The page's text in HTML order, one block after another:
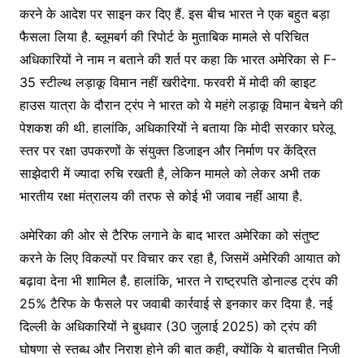
करने के आदेश पर साइन कर दिए हैं. इस बीच भारत ने एक बहुत बड़ा
फैसला लिया है. ब्लूमबर्ग की रिपोर्ट के मुताबिक मामले से परिचित
अधिकारियों ने नाम न बताने की शर्त पर कहा कि भारत अमेरिका से F-
35 स्टील्थ लड़ाकू विमान नहीं खरीदेगा. फरवरी में मोदी की व्हाइट
हाउस यात्रा के दौरान ट्रंप ने भारत को ये महंगे लड़ाकू विमान बेचने की
पेशकश की थी. हालांकि, अधिकारियों ने बताया कि मोदी सरकार घरेलू
स्तर पर रक्षा उपकरणों के संयुक्त डिजाइन और निर्माण पर केंद्रित
साझेदारी में ज्यादा रुचि रखती है, लेकिन मामले को लेकर अभी तक
भारतीय रक्षा मंत्रालय की तरफ से कोई भी जवाब नहीं आया है.
अमेरिका की ओर से टैरिफ लगाने के बाद भारत अमेरिका को संतुष्ट
करने के लिए विकल्पों पर विचार कर रहा है, जिसमें अमेरिकी आयात को
बढ़ावा देना भी शामिल है. हालांकि, भारत ने राष्ट्रपति डोनाल्ड ट्रंप की
25% टैरिफ के फैसले पर जवाबी कार्रवाई से इनकार कर दिया है. नई
दिल्ली के अधिकारियों ने बुधवार (30 जुलाई 2025) को ट्रंप की
घोषणा से स्तब्ध और निराश होने की बात कही, क्योंकि ये बातचीत निजी